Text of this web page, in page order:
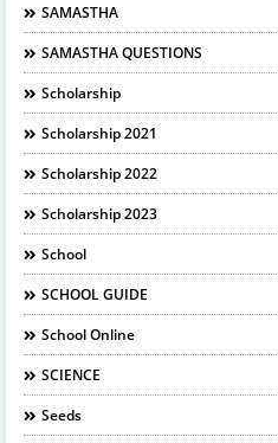
SAMASTHA
SAMASTHA QUESTIONS
Scholarship
Scholarship 2021
Scholarship 2022
Scholarship 2023
School
SCHOOL GUIDE
School Online
SCIENCE
Seeds